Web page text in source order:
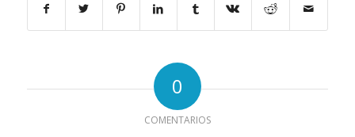
0
COMENTARIOS